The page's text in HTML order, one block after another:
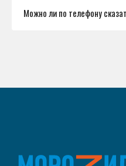
Можно ли по телефону